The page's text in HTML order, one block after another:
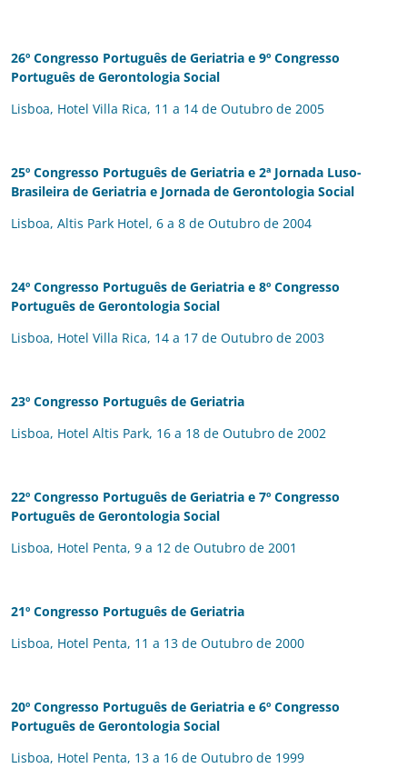
26º Congresso Português de Geriatria e 9º Congresso
Português de Gerontologia Social
Lisboa, Hotel Villa Rica, 11 a 14 de Outubro de 2005
25º Congresso Português de Geriatria e 2ª Jornada Luso-
Brasileira de Geriatria e Jornada de Gerontologia Social
Lisboa, Altis Park Hotel, 6 a 8 de Outubro de 2004
24º Congresso Português de Geriatria e 8º Congresso
Português de Gerontologia Social
Lisboa, Hotel Villa Rica, 14 a 17 de Outubro de 2003
23º Congresso Português de Geriatria
Lisboa, Hotel Altis Park, 16 a 18 de Outubro de 2002
22º Congresso Português de Geriatria e 7º Congresso
Português de Gerontologia Social
Lisboa, Hotel Penta, 9 a 12 de Outubro de 2001
21º Congresso Português de Geriatria
Lisboa, Hotel Penta, 11 a 13 de Outubro de 2000
20º Congresso Português de Geriatria e 6º Congresso
Português de Gerontologia Social
Lisboa, Hotel Penta, 13 a 16 de Outubro de 1999